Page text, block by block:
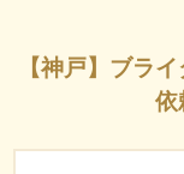
【神戸】ブラ
依